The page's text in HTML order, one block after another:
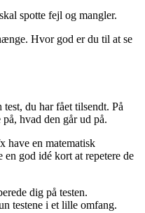
spotte fejl og mangler.
Hvor god er du til at se
du har fået tilsendt. På
hvad den går ud på.
have en matematisk
god idé kort at repetere de
dig på testen.
testene i et lille omfang.